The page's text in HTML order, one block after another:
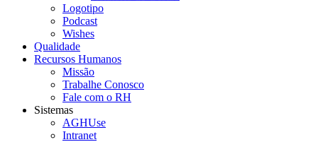
Logotipo
Podcast
Wishes
Qualidade
Recursos Humanos
Missão
Trabalhe Conosco
Fale com o RH
Sistemas
AGHUse
Intranet